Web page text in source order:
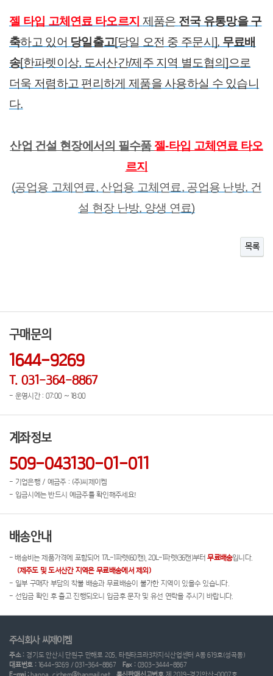
젤 타입 고체연료 타오르지 제품은 전국 유통망을 구
축하고 있어 당일출고[당일 오전 중 주문시], 무료배
송[한파렛이상, 도서산간/제주 지역 별도협의]으로
더욱 저렴하고 편리하게 제품을 사용하실 수 있습니
다.
산업 건설 현장에서의 필수품 젤-타입 고체연료 타오
르지
(공업용 고체연료, 산업용 고체연료, 공업용 난방, 건
설 현장 난방, 양생 연료)
목록
구매문의
1644-9269
T. 031-364-8867
- 운영시간 : 07:00 ~ 18:00
계좌정보
509-043130-01-011
- 기업은행 / 예금주 : (주)씨제이켐
- 입금시에는 반드시 예금주를 확인해주세요!
배송안내
- 배송비는 제품가격에 포함되어 17L-1파렛(60캔), 20L-1파렛(36캔)부터무료배송입니다.
(제주도 및 도서산간 지역은 무료배송에서 제외)
- 일부 구매자 부담의 착불 배송과 무료배송이 불가한 지역이 있을수 있습니다.
- 선입금 확인 후 출고 진행되오니 입금후 문자 및 유선 연락을 주시기 바랍니다.
주식회사 씨제이켐
주소 : 경기도 안산시 단원구 만해로 205, 타원타크라3차지식산업센터 A동 619호(성곡동)
대표번호 : 1644-9269 / 031-364-8867 Fax : 0303-3444-8867
E-mai :hanpa_cjchem@hanmail.net 통신판매신고번호 제 2019-경기안산-0007호